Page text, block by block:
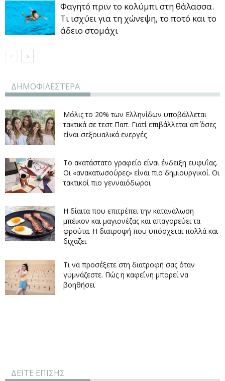
Φαγητό πριν το κολύμπι στη θάλασσα.
Τι ισχύει για τη χώνεψη, το ποτό και το
άδειο στομάχι
ΔΗΜΟΦΙΛΕΣΤΕΡΑ
Μόλις το 20% των Ελληνίδων υποβάλλεται
τακτικά σε τεστ Παπ. Γιατί επιβάλλεται απ΄ όσες
είναι σεξουαλικά ενεργές
Το ακατάστατο γραφείο είναι ένδειξη ευφυΐας.
Οι «ανακατωσούρες» είναι πιο δημιουργικοί. Οι
τακτικοί πιο γενναιόδωροι
Η δίαιτα που επιτρέπει την κατανάλωση
μπέικον και μαγιονέζας και απαγορεύει τα
φρούτα. Η διατροφή που υπόσχεται πολλά και
διχάζει
Τι να προσέξετε στη διατροφή σας όταν
γυμνάζεστε. Πώς η καφεΐνη μπορεί να
βοηθήσει
ΔΕΙΤΕ ΕΠΙΣΗΣ